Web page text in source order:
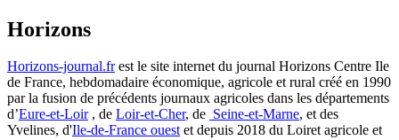
Horizons
Horizons-journal.frest le site internet du journal Horizons Centre Ile
de France, hebdomadaire économique, agricole et rural créé en 1990
par la fusion de précédents journaux agricoles dans les départements
d’Eure-et-Loir, de Loir-et-Cher, de Seine-et-Marne, et des
Yvelines, d'Ile-de-France ouestet depuis 2018 du Loiret agricole et